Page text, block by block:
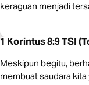
keraguan menjadi
1 Korintus 8:9 TSI
Meskipun begitu,
membuat saudara